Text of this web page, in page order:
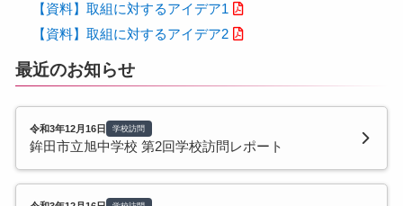
【資料】取組に対するアイデア1
【資料】取組に対するアイデア2
最近のお知らせ
令和3年12月16日 学校訪問
鉾田市立旭中学校 第2回学校訪問レポート